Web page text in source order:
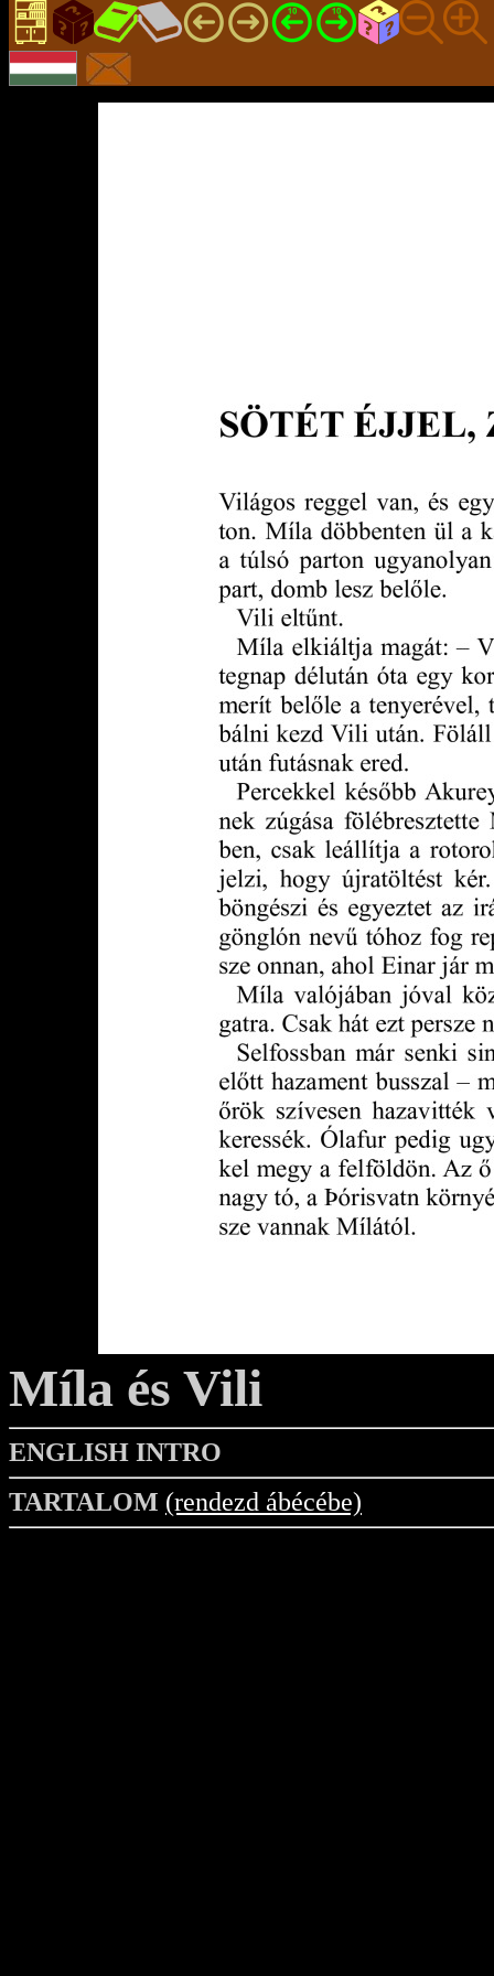
Míla és Vili
ENGLISH INTRO
TARTALOM (rendezd ábécébe)